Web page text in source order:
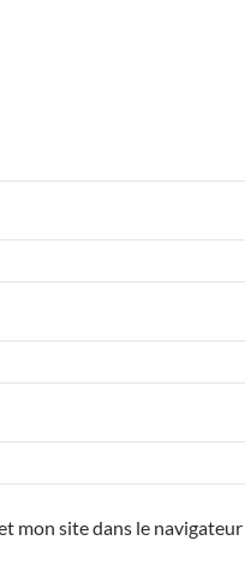
mon site dans le navigateur